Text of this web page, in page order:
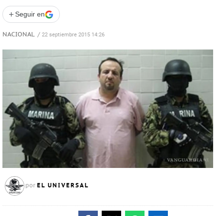
+ Seguir en
NACIONAL / 22 septiembre 2015 14:26
por EL UNIVERSAL